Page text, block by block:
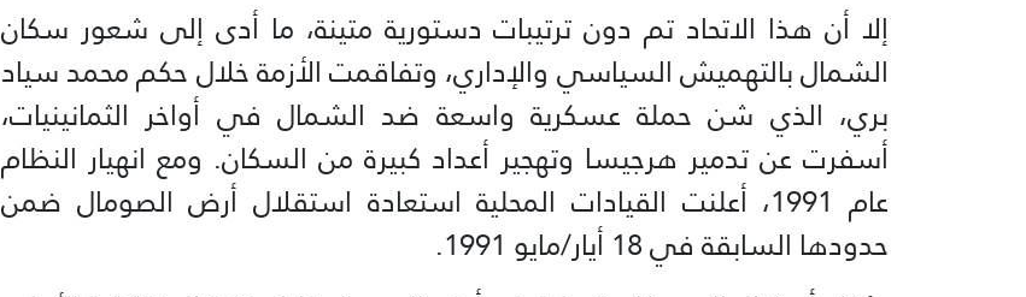
إلا أن هذا الاتحاد تم دون ترتيبات دستورية متينة، ما أدى إلى شعور سكان
الشمال بالتهميش السياسي والإداري، وتفاقمت الأزمة خلال حكم محمد سياد
بري، الذي شن حملة عسكرية واسعة ضد الشمال في أواخر الثمانينيات،
أسفرت عن تدمير هرجيسا وتهجير أعداد كبيرة من السكان. ومع انهيار النظام
عام 1991، أعلنت القيادات المحلية استعادة استقلال أرض الصومال ضمن
حدودها السابقة في 18 أيار/مايو 1991.